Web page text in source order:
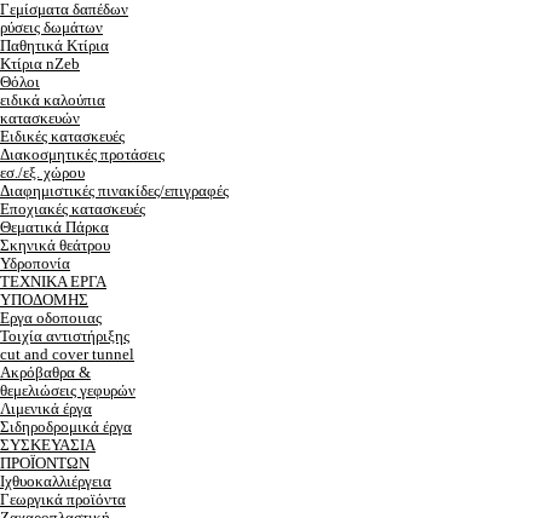
Γεμίσματα δαπέδων
ρύσεις δωμάτων
Παθητικά Κτίρια
Κτίρια nZeb
Θόλοι
ειδικά καλούπια
κατασκευών
Ειδικές κατασκευές
Διακοσμητικές προτάσεις
εσ./εξ. χώρου
Διαφημιστικές πινακίδες/επιγραφές
Εποχιακές κατασκευές
Θεματικά Πάρκα
Σκηνικά θεάτρου
Υδροπονία
ΤΕΧΝΙΚΑ ΕΡΓΑ
ΥΠΟΔΟΜΗΣ
Εργα οδοποιιας
Τοιχία αντιστήριξης
cut and cover tunnel
Ακρόβαθρα &
θεμελιώσεις γεφυρών
Λιμενικά έργα
Σιδηροδρομικά έργα
ΣΥΣΚΕΥΑΣΙΑ
ΠΡΟΪΟΝΤΩΝ
Ιχθυοκαλλιέργεια
Γεωργικά προϊόντα